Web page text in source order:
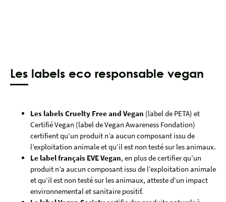
Les labels eco responsable vegan
Les labels Cruelty Free and Vegan (label de PETA) et
Certifié Vegan (label de Vegan Awareness Fondation)
certifient qu’un produit n’a aucun composant issu de
l’exploitation animale et qu’il est non testé sur les animaux.
Le label français EVE Vegan, en plus de certifier qu’un
produit n’a aucun composant issu de l’exploitation animale
et qu’il est non testé sur les animaux, atteste d’un impact
environnemental et sanitaire positif.